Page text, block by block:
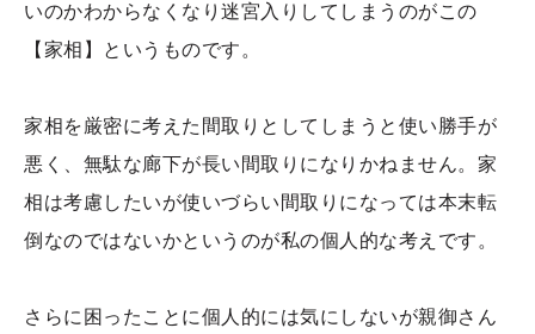
いのかわからなくなり迷宮入りしてしまうのがこの
【家相】というものです。
家相を厳密に考えた間取りとしてしまうと使い勝手が
悪く、無駄な廊下が長い間取りになりかねません。家
相は考慮したいが使いづらい間取りになっては本末転
倒なのではないかというのが私の個人的な考えです。
さらに困ったことに個人的には気にしないが親御さん